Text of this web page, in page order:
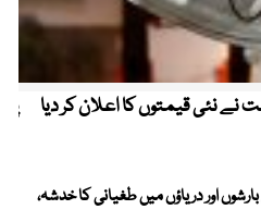
نے نئی قیمتوں کا اعلان کر دیا
میں بارشوں اور دریاؤں میں طغیانی کا خدشہ،